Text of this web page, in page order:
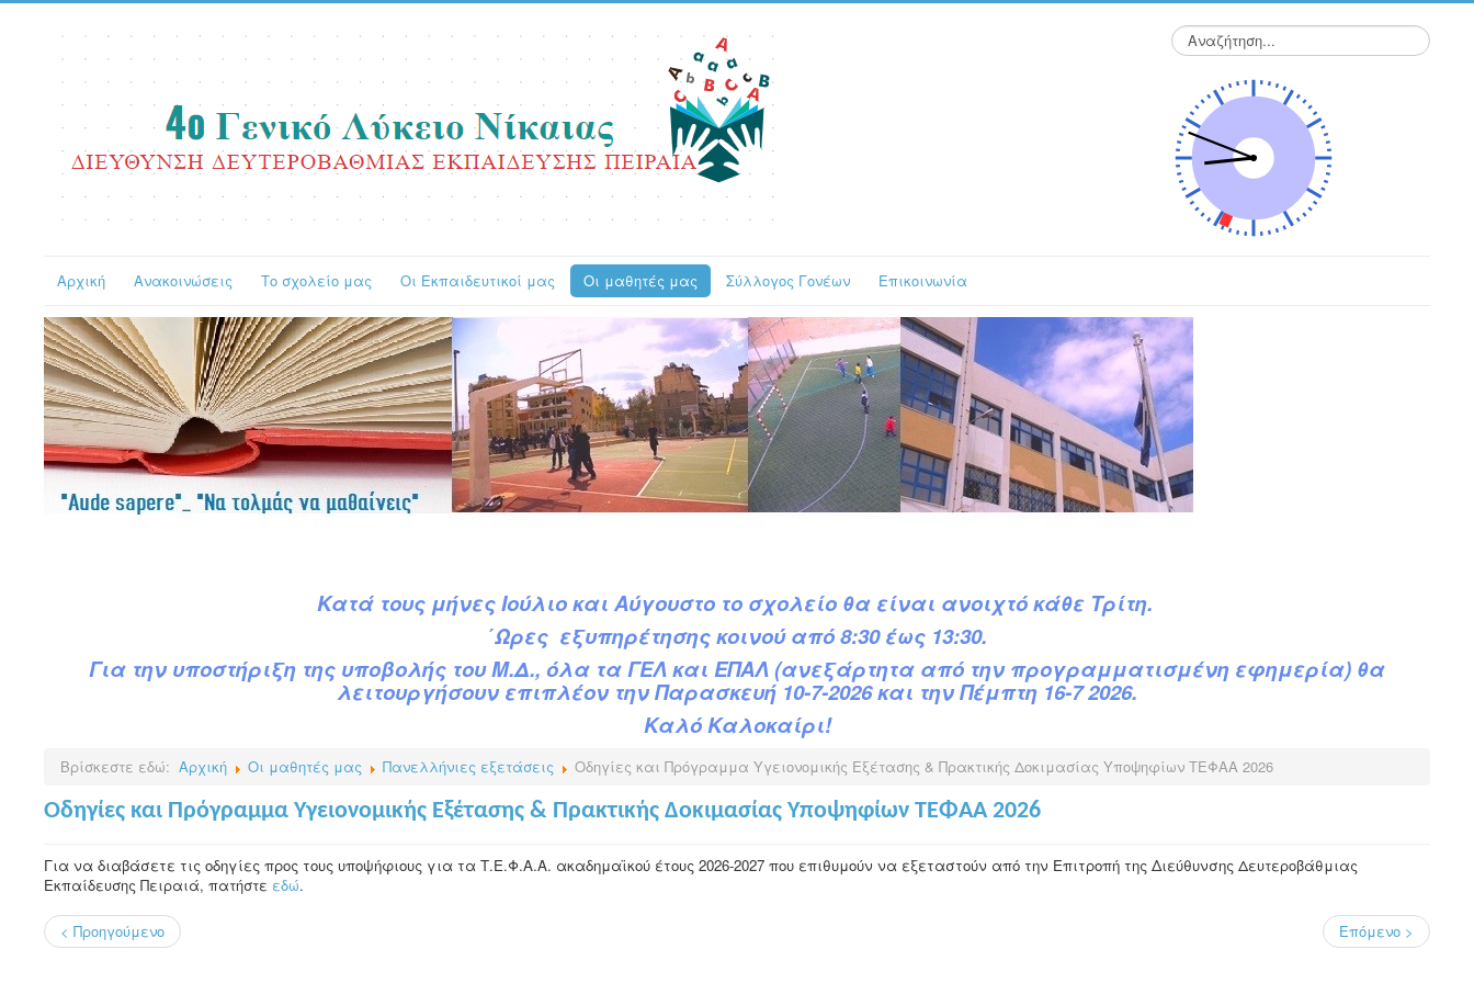
Αναζήτηση...
Αρχική Ανακοινώσεις Το σχολείο μας Οι Εκπαιδευτικοί μας Οι μαθητές μας Σύλλογος Γονέων Επικοινωνία
Κατάτουςμήνες Ιούλιο και Αύγουστο το σχολείο θα είναι ανοιχτό κάθε Τρίτη.
΄Ωρες εξυπηρέτησης κοινού από 8:30 έως 13:30.
Για την υποστήριξη της υποβολής του Μ.Δ., όλα τα ΓΕΛ και ΕΠΑΛ (ανεξάρτητα από την προγραμματισμένη εφημερία) θα
λειτουργήσουν επιπλέον την Παρασκευή 10-7-2026 και την Πέμπτη 16-7 2026.
Καλό Καλοκαίρι!
Βρίσκεστε εδώ: Αρχική Οι μαθητές μας Πανελλήνιες εξετάσεις Οδηγίες και Πρόγραμμα Υγειονομικής Εξέτασης & Πρακτικής Δοκιμασίας Υποψηφίων ΤΕΦΑΑ 2026
Οδηγίες και Πρόγραμμα Υγειονομικής Εξέτασης & Πρακτικής Δοκιμασίας Υποψηφίων ΤΕΦΑΑ 2026
Για να διαβάσετε τις οδηγίες προς τους υποψήφιους για τα Τ.Ε.Φ.Α.Α. ακαδημαϊκού έτους 2026-2027 που επιθυμούν να εξεταστούν από την Επιτροπή της Διεύθυνσης Δευτεροβάθμιας
Εκπαίδευσης Πειραιά, πατήστε εδώ.
< Προηγούμενο Επόμενο >